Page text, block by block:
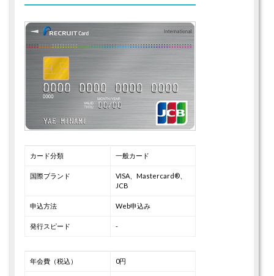
カード分類 一般カード
国際ブランド
VISA、Mastercard®、
JCB
申込方法 Web申込み
発行スピード -
年会費（税込） 0円